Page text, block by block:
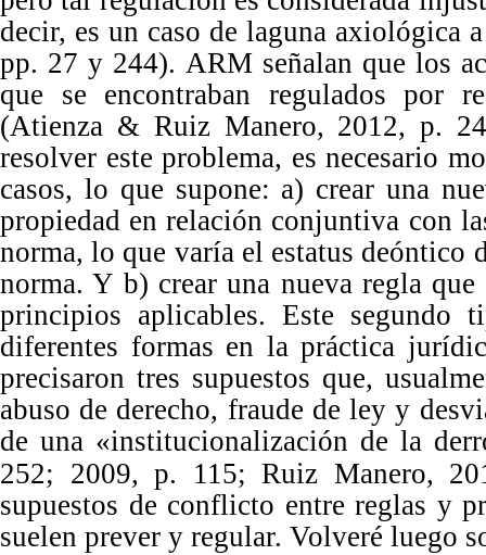
decir, es un caso de laguna
pp. 27 y 244). ARM señalan que los
que se encontraban regulados por
(Atienza & Ruiz Manero, 2012,p.
resolver este problema, es necesario
casos, lo que supone: a) crear una
propiedad en relación conjuntiva con
norma, lo que varía el estatus deóntico
norma.Y b) crear una nueva regla
principios aplicables. Este segundo ti
diferentes formas en la práctica
precisaron tres supuestos que,
abuso de derecho, fraude de ley y
de una «institucionalización de la
252; 2009, p. 115; Ruiz Manero,
supuestos de conflicto entre reglas y
suelen prever y regular. Volveré luego